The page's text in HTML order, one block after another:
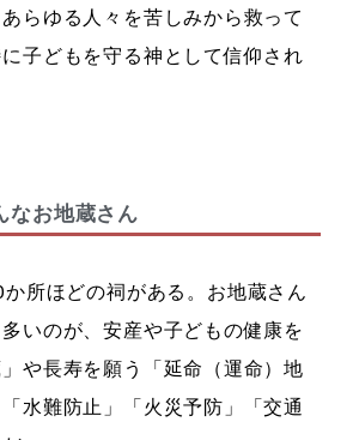
らゆる人々を苦しみから救って
子どもを守る神として信仰され
なお地蔵さん
所ほどの祠がある。お地蔵さん
いのが、安産や子どもの健康を
や長寿を願う「延命（運命）地
水難防止」「火災予防」「交通